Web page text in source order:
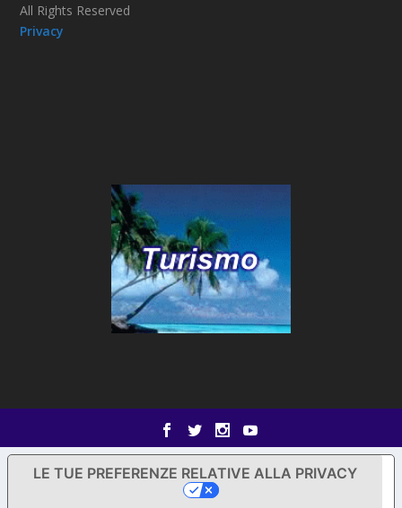
All Rights Reserved
Privacy
LE TUE PREFERENZE RELATIVE ALLA PRIVACY